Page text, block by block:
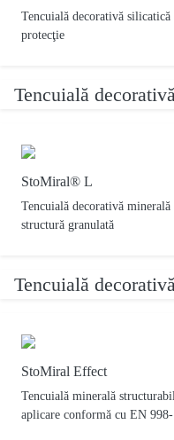
Tencuială decorativă
protecţie
Tencuială
StoMiral® L
Tencuială decorativă
structură granulată
Tencuială
StoMiral Effect
Tencuială minerală
aplicare conformă cu EN 998-